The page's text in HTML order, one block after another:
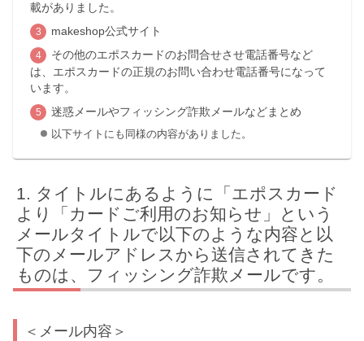
載がありました。
makeshop公式サイト
その他のエポスカードのお問合せさせ電話番号など
は、エポスカードの正規のお問い合わせ電話番号になって
います。
迷惑メールやフィッシング詐欺メールなどまとめ
以下サイトにも同様の内容がありました。
タイトルにあるように「エポスカード
より「カードご利用のお知らせ」という
メールタイトルで以下のような内容と以
下のメールアドレスから送信されてきた
ものは、フィッシング詐欺メールです。
＜メール内容＞